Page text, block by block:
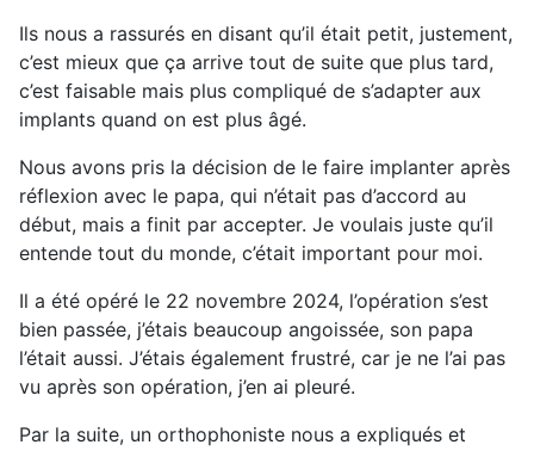
Ils nous a rassurés en disant qu’il était petit, justement,
c’est mieux que ça arrive tout de suite que plus tard,
c’est faisable mais plus compliqué de s’adapter aux
implants quand on est plus âgé.
Nous avons pris la décision de le faire implanter après
réflexion avec le papa, qui n’était pas d’accord au
début, mais a finit par accepter. Je voulais juste qu’il
entende tout du monde, c’était important pour moi.
Il a été opéré le 22 novembre 2024, l’opération s’est
bien passée, j’étais beaucoup angoissée, son papa
l’était aussi. J’étais également frustré, car je ne l’ai pas
vu après son opération, j’en ai pleuré.
Par la suite, un orthophoniste nous a expliqués et